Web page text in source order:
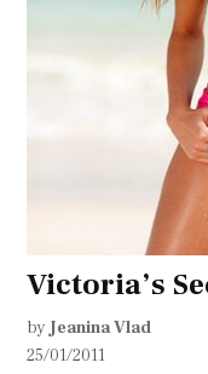
Victoria’s
by Jeanina Vlad
25/01/2011